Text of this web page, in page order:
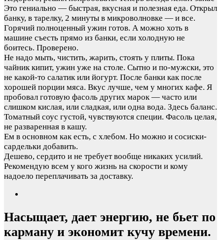
Это гениально — быстрая, вкусная и полезная еда. Открыл
банку, в тарелку, 2 минуты в микроволновке — и все.
Горячий полноценный ужин готов. А можно хоть в
машине съесть прямо из банки, если холодную не
боитесь. Проверено.
Не надо мыть, чистить, жарить, стоять у плиты. Пока
чайник кипит, ужин уже на столе. Сытно и по-мужски, это
не какой-то салатик или йогурт. После банки как после
хорошей порции мяса. Вкус лучше, чем у многих кафе. Я
пробовал готовую фасоль других марок — часто или
слишком кислая, или сладкая, или одна вода. Здесь баланс.
Томатный соус густой, чувствуются специи. Фасоль целая,
не разваренная в кашу.
Ем в основном как есть, с хлебом. Но можно и сосиски-
сардельки добавить.
Дешево, сердито и не требует вообще никаких усилий.
Рекомендую всем у кого жизнь на скорости и кому
надоело переплачивать за доставку.
Насыщает, дает энергию, не бьет по
карману и экономит кучу времени.